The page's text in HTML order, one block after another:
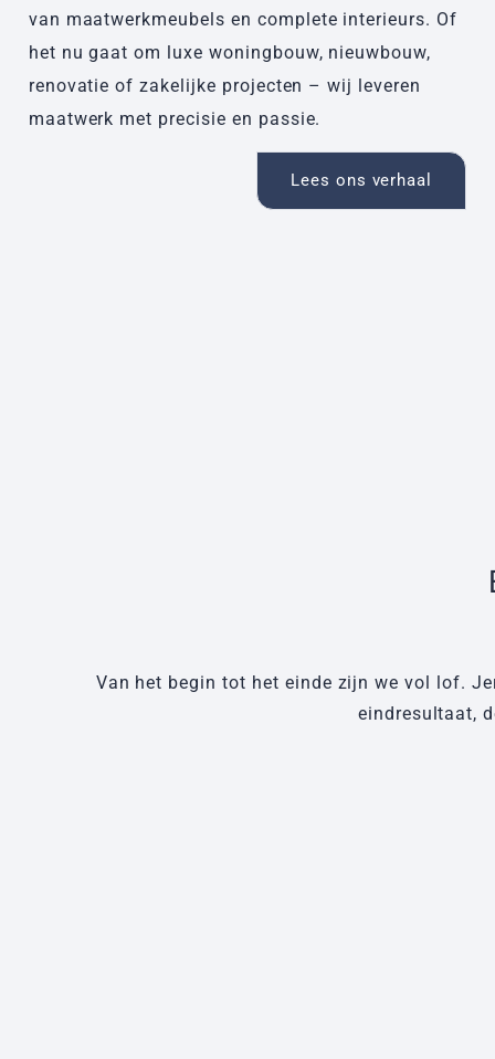
van maatwerkmeubels en complete interieurs. Of
het nu gaat om luxe woningbouw, nieuwbouw,
renovatie of zakelijke projecten – wij leveren
maatwerk met precisie en passie.
Lees ons verhaal
Van het begin tot het einde zijn we vol lof.
eindresultaat,